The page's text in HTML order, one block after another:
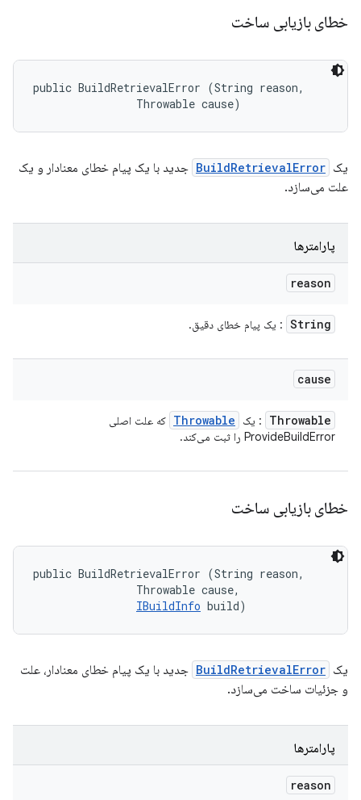
خطای بازیابی ساخت
public BuildRetrievalError (String reason,
                Throwable cause)
یک BuildRetrievalError جدید با یک پیام خطای معنادار و یک
علت می‌سازد.
پارامترها
reason
String : یک پیام خطای دقیق.
cause
Throwable : یک Throwable که علت اصلی
ProvideBuildError را ثبت می‌کند.
خطای بازیابی ساخت
public BuildRetrievalError (String reason,
                Throwable cause,
IBuildInfo build)
یک BuildRetrievalError جدید با یک پیام خطای معنادار، علت
و جزئیات ساخت می‌سازد.
پارامترها
reason